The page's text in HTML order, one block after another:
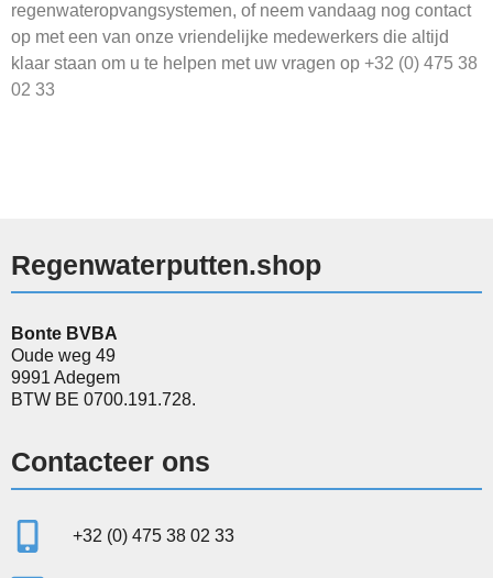
regenwateropvangsystemen, of neem vandaag nog contact
op met een van onze vriendelijke medewerkers die altijd
klaar staan om u te helpen met uw vragen op +32 (0) 475 38
02 33
Regenwaterputten.shop
Bonte BVBA
Oude weg 49
9991 Adegem
BTW BE 0700.191.728.
Contacteer ons
+32 (0) 475 38 02 33